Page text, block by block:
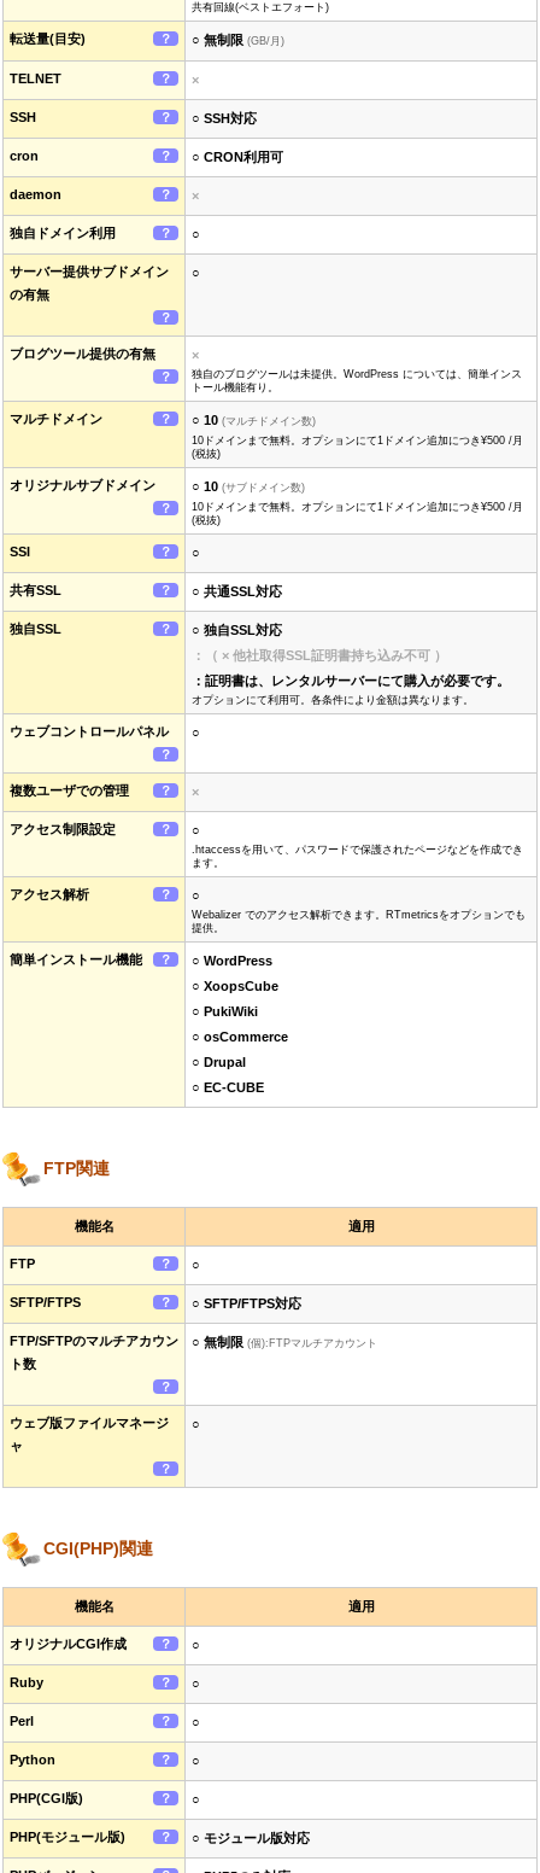
共有回線(ベストエフォート)
転送量(目安) ？ ○ 無制限 (GB/月)
TELNET ？ ×
SSH ？ ○ SSH対応
cron ？ ○ CRON利用可
daemon ？ ×
独自ドメイン利用 ？ ○
サーバー提供サブドメイン
の有無
？
○
ブログツール提供の有無
？
×
独自のブログツールは未提供。WordPress については、簡単インス
トール機能有り。
マルチドメイン ？ ○ 10 (マルチドメイン数)
10ドメインまで無料。オプションにて1ドメイン追加につき¥500 /月
(税抜)
オリジナルサブドメイン
？
○ 10 (サブドメイン数)
10ドメインまで無料。オプションにて1ドメイン追加につき¥500 /月
(税抜)
SSI ？ ○
共有SSL ？ ○ 共通SSL対応
独自SSL ？
○ 独自SSL対応
：（ × 他社取得SSL証明書持ち込み不可 ）
：証明書は、レンタルサーバーにて購入が必要です。
オプションにて利用可。各条件により金額は異なります。
ウェブコントロールパネル
？
○
複数ユーザでの管理 ？ ×
アクセス制限設定 ？ ○
.htaccessを用いて、パスワードで保護されたページなどを作成でき
ます。
アクセス解析 ？ ○
Webalizer でのアクセス解析できます。RTmetricsをオプションでも
提供。
簡単インストール機能 ？
○ WordPress
○ XoopsCube
○ PukiWiki
○ osCommerce
○ Drupal
○ EC-CUBE
FTP関連
機能名 適用
FTP ？ ○
SFTP/FTPS ？ ○ SFTP/FTPS対応
FTP/SFTPのマルチアカウン
ト数
？
○ 無制限 (個):FTPマルチアカウント
ウェブ版ファイルマネージ
ャ
？
○
CGI(PHP)関連
機能名 適用
オリジナルCGI作成 ？ ○
Ruby ？ ○
Perl ？ ○
Python ？ ○
PHP(CGI版) ？ ○
PHP(モジュール版) ？ ○ モジュール版対応